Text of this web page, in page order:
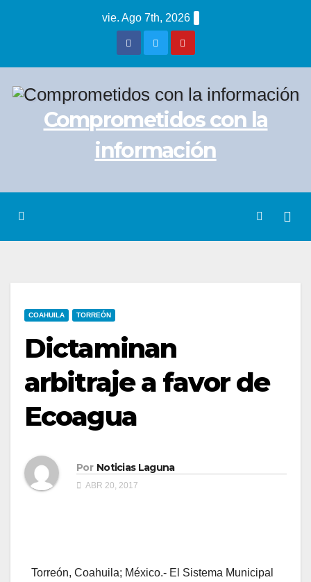
vie. Ago 7th, 2026
Comprometidos con la
información
COAHUILA TORREÓN
Dictaminan
arbitraje a favor de
Ecoagua
Por Noticias Laguna
ABR 20, 2017
Torreón, Coahuila; México.- El Sistema Municipal